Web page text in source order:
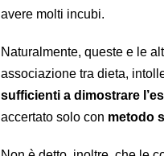
avere molti incubi.
Naturalmente, queste e le
associazione tra dieta,
sufficienti a dimostrare
accertato solo con metodo